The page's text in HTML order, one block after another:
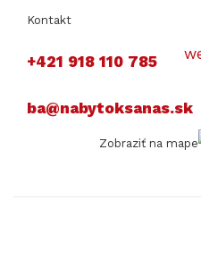
Kontakt
+421 918 110 785
ba@nabytoksanas.sk
Zobraziť na mape